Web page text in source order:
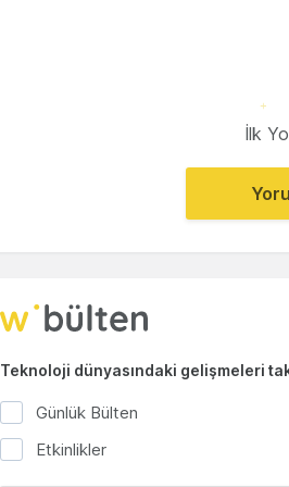
İlk
Teknoloji dünyasındaki gelişmeleri
Günlük Bülten
Etkinlikler